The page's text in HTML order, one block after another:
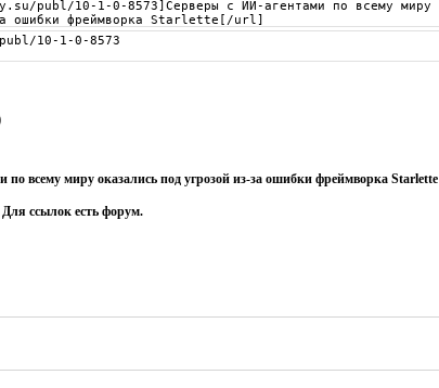
по всему миру оказались под угрозой из-за ошибки фреймворка Starlette
Для ссылок есть форум.